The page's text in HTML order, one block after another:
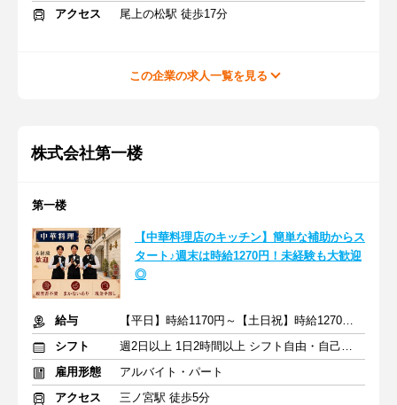
アクセス
尾上の松駅 徒歩17分
この企業の求人一覧を見る
株式会社第一楼
第一楼
【中華料理店のキッチン】簡単な補助からス
タート♪週末は時給1270円！未経験も大歓迎
◎
給与
【平日】時給1170円～【土日祝】時給1270円～ ※交通費支給
シフト
週2日以上 1日2時間以上 シフト自由・自己申告
雇用形態
アルバイト・パート
アクセス
三ノ宮駅 徒歩5分